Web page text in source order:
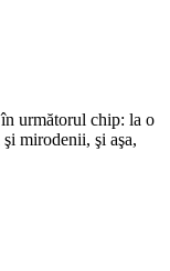
următorul chip: la o
mirodenii, şi aşa,